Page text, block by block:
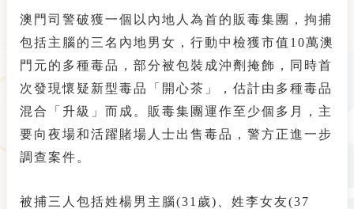
澳門司警破獲一個以內地人為首的販毒集團，拘捕
包括主腦的三名內地男女，行動中檢獲市值10萬澳
門元的多種毒品，部分被包裝成沖劑掩飾，同時首
次發現懷疑新型毒品「開心茶」，估計由多種毒品
混合「升級」而成。販毒集團運作至少個多月，主
要向夜場和活躍賭場人士出售毒品，警方正進一步
調查案件。
被捕三人包括姓楊男主腦(31歲)、姓李女友(37